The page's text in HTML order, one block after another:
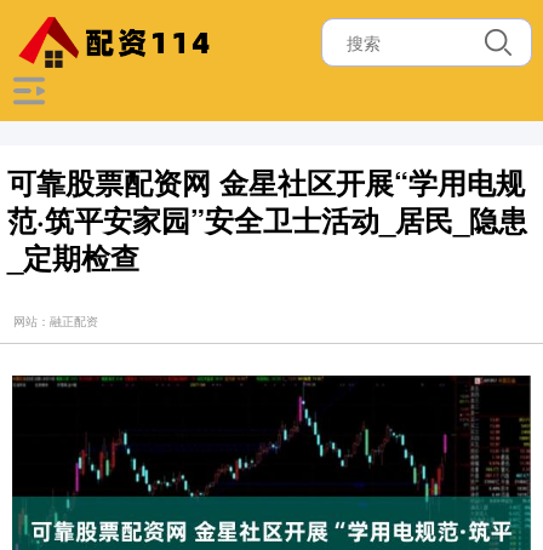
可靠股票配资网 金星社区开展“学用电规
范·筑平安家园”安全卫士活动_居民_隐患
_定期检查
网站：融正配资